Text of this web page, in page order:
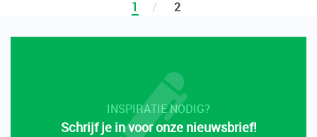
1 2
INSPIRATIE NODIG?
Schrijf je in voor onze nieuwsbrief!